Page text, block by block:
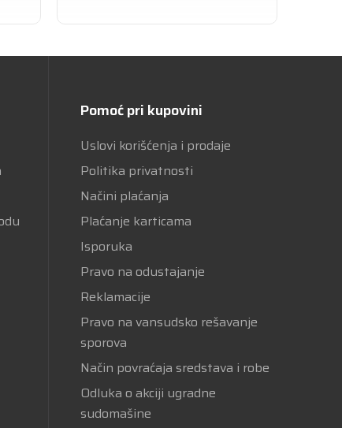
Pomoć pri kupovini
Uslovi korišćenja i prodaje
Politika privatnosti
Načini plaćanja
Plaćanje karticama
Isporuka
Pravo na odustajanje
Reklamacije
Pravo na vansudsko rešavanje
sporova
Način povraćaja sredstava i robe
Odluka o akciji ugradne
sudomašine